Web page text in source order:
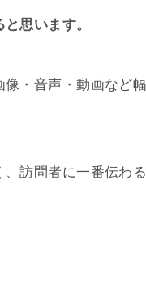
思います。
・音声・動画など
、訪問者に一番伝わ